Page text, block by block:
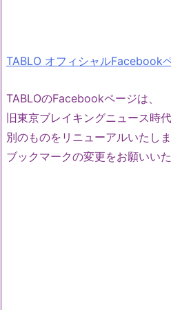
TABLO オフィシャルFacebook
TABLOのFacebookページは、
旧東京ブレイキングニュース時
別のものをリニューアルいたしま
ブックマークの変更をお願いい